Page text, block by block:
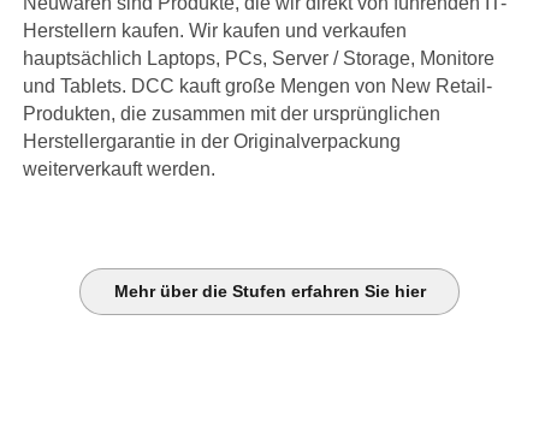
Herstellern kaufen. Wir kaufen und verkaufen
hauptsächlich Laptops, PCs, Server / Storage, Monitore
und Tablets. DCC kauft große Mengen von New Retail-
Produkten, die zusammen mit der ursprünglichen
Herstellergarantie in der Originalverpackung
weiterverkauft werden.
Mehr über die Stufen erfahren Sie hier